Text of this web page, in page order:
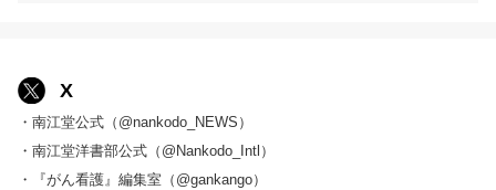
X
・南江堂公式（@nankodo_NEWS）
・南江堂洋書部公式（@Nankodo_Intl）
・『がん看護』編集室（@gankango）